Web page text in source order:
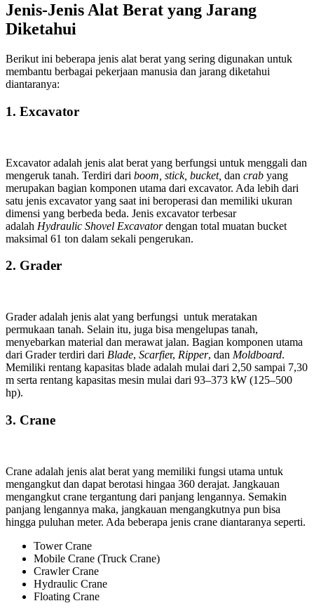
Jenis-Jenis Alat Berat yang Jarang
Diketahui
Berikut ini beberapa jenis alat berat yang sering digunakan untuk
membantu berbagai pekerjaan manusia dan jarang diketahui
diantaranya:
1. Excavator
Excavator adalah jenis alat berat yang berfungsi untuk menggali dan
mengeruk tanah. Terdiri dari boom, stick, bucket, dan crab yang
merupakan bagian komponen utama dari excavator. Ada lebih dari
satu jenis excavator yang saat ini beroperasi dan memiliki ukuran
dimensi yang berbeda beda. Jenis excavator terbesar
adalah Hydraulic Shovel Excavatordengan total muatan bucket
maksimal 61 ton dalam sekali pengerukan.
2. Grader
Grader adalah jenis alat yang berfungsi untuk meratakan
permukaan tanah. Selain itu, juga bisa mengelupas tanah,
menyebarkan material dan merawat jalan. Bagian komponen utama
dari Grader terdiri dari Blade, Scarfier, Ripper, dan Moldboard.
Memiliki rentang kapasitas blade adalah mulai dari 2,50 sampai 7,30
m serta rentang kapasitas mesin mulai dari 93–373 kW (125–500
hp).
3. Crane
Crane adalah jenis alat berat yang memiliki fungsi utama untuk
mengangkut dan dapat berotasi hingaa 360 derajat. Jangkauan
mengangkut crane tergantung dari panjang lengannya. Semakin
panjang lengannya maka, jangkauan mengangkutnya pun bisa
hingga puluhan meter. Ada beberapa jenis crane diantaranya seperti.
Tower Crane
Mobile Crane (Truck Crane)
Crawler Crane
Hydraulic Crane
Floating Crane